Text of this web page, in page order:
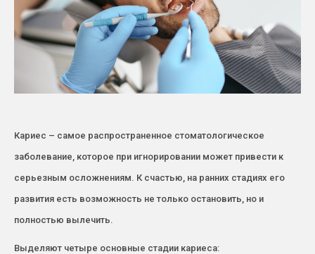
Кариес – самое распространенное стоматологическое
заболевание, которое при игнорировании может привести к
серьезным осложнениям. К счастью, на ранних стадиях его
развития есть возможность не только остановить, но и
полностью вылечить.
Выделяют четыре основные стадии кариеса: